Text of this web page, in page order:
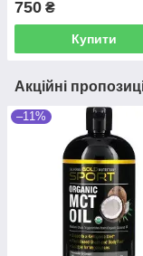
750 ₴
Купити
Акційні
–11%